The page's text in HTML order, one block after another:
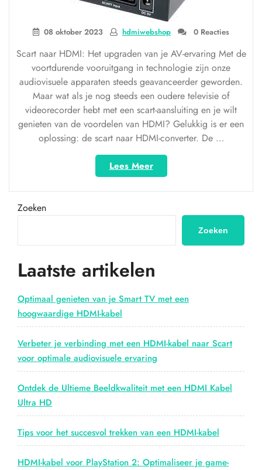
08 oktober 2023 hdmiwebshop 0 Reacties
Scart naar HDMI: Het upgraden van je AV-ervaring Met de
voortdurende vooruitgang in technologie zijn onze
audiovisuele apparaten steeds geavanceerder geworden.
Maar wat als je nog steeds een oudere televisie of
videorecorder hebt met een scart-aansluiting en je wilt
genieten van de voordelen van HDMI? Gelukkig is er een
oplossing: de scart naar HDMI-converter. De …
Lees Meer“De
overgang
van
naar
Geniet
betere
en
geluidskwaliteit”
Zoeken
Zoeken
Laatste artikelen
Optimaal genieten van je Smart TV met een
hoogwaardige HDMI-kabel
Verbeter je verbinding met een HDMI-kabel naar Scart
voor optimale audiovisuele ervaring
Ontdek de Ultieme Beeldkwaliteit met een HDMI Kabel
Ultra HD
Tips voor het succesvol trekken van een HDMI-kabel
HDMI-kabel voor PlayStation 2: Optimaliseer je game-